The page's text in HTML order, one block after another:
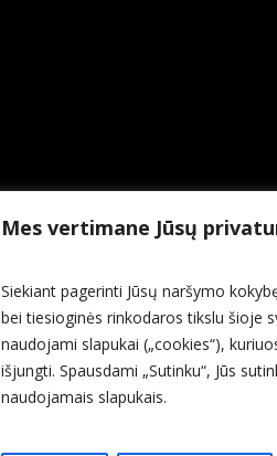
Mes vertimane Jūsų
Siekiant pagerinti Jūsų naršymo
bei tiesioginės rinkodaros tikslu šioje
naudojami slapukai („cookies“),
išjungti. Spausdami „Sutinku“, Jūs
naudojamais slapukais.